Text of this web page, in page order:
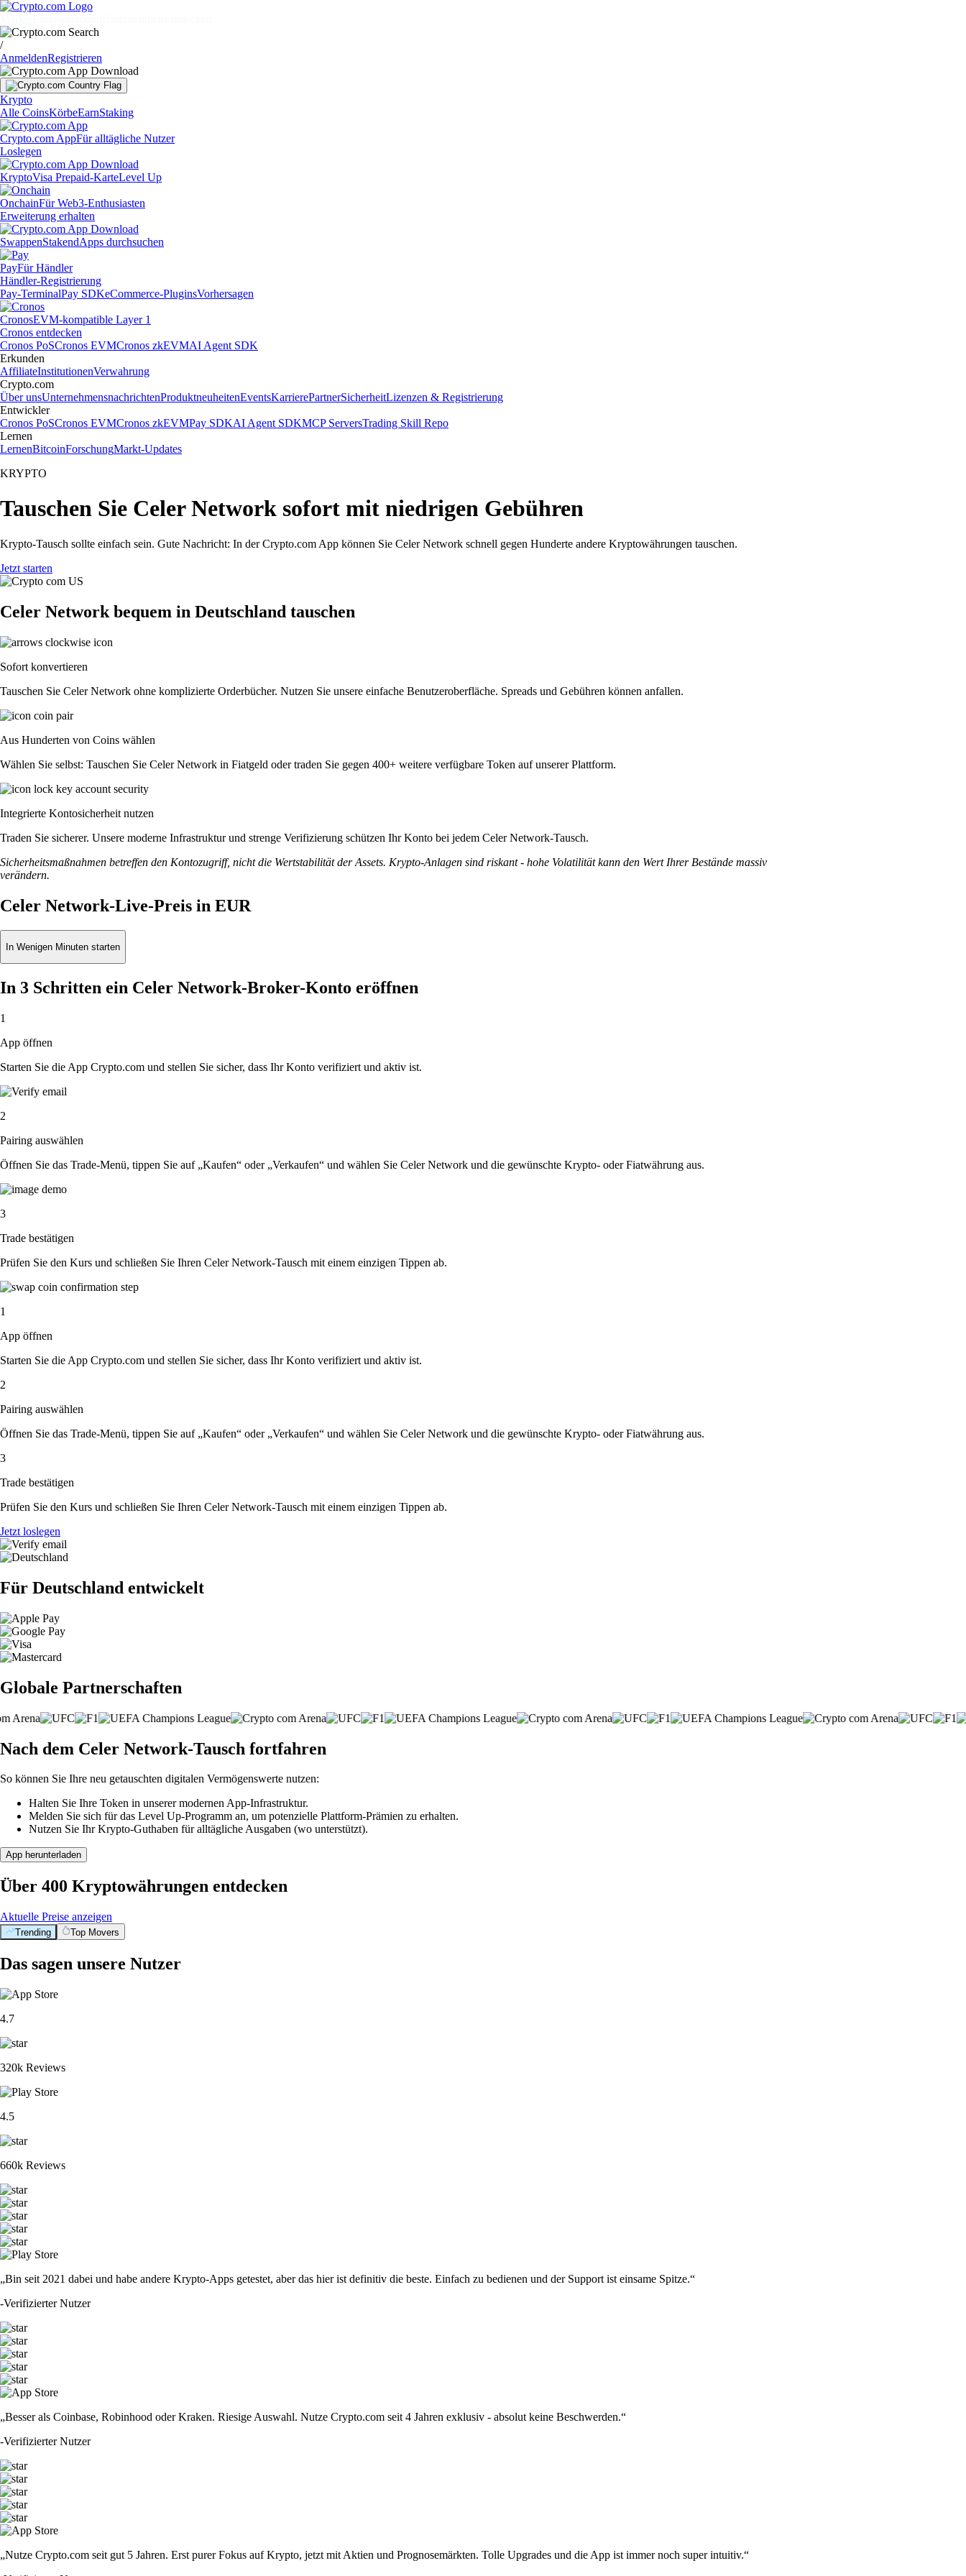
/
AnmeldenRegistrieren
Krypto
Alle CoinsKörbeEarnStaking
Crypto.com AppFür alltägliche Nutzer
Loslegen
KryptoVisa Prepaid-KarteLevel Up
OnchainFür Web3-Enthusiasten
Erweiterung erhalten
SwappenStakendApps durchsuchen
PayFür Händler
Händler-Registrierung
Pay-TerminalPay SDKeCommerce-PluginsVorhersagen
CronosEVM-kompatible Layer 1
Cronos entdecken
Cronos PoSCronos EVMCronos zkEVMAI Agent SDK
Erkunden
AffiliateInstitutionenVerwahrung
Crypto.com
Über unsUnternehmensnachrichtenProduktneuheitenEventsKarrierePartnerSicherheitLizenzen & Registrierung
Entwickler
Cronos PoSCronos EVMCronos zkEVMPay SDKAI Agent SDKMCP ServersTrading Skill Repo
Lernen
LernenBitcoinForschungMarkt-Updates
KRYPTO
Tauschen Sie Celer Network sofort mit niedrigen Gebühren
Krypto-Tausch sollte einfach sein. Gute Nachricht: In der Crypto.com App können Sie Celer Network schnell gegen Hunderte andere Kryptowährungen tauschen.
Jetzt starten
Celer Network bequem in Deutschland tauschen
Sofort konvertieren
Tauschen Sie Celer Network ohne komplizierte Orderbücher. Nutzen Sie unsere einfache Benutzeroberfläche. Spreads und Gebühren können anfallen.
Aus Hunderten von Coins wählen
Wählen Sie selbst: Tauschen Sie Celer Network in Fiatgeld oder traden Sie gegen 400+ weitere verfügbare Token auf unserer Plattform.
Integrierte Kontosicherheit nutzen
Traden Sie sicherer. Unsere moderne Infrastruktur und strenge Verifizierung schützen Ihr Konto bei jedem Celer Network-Tausch.
Sicherheitsmaßnahmen betreffen den Kontozugriff, nicht die Wertstabilität der Assets. Krypto-Anlagen sind riskant - hohe Volatilität kann den Wert Ihrer Bestände massiv
verändern.
Celer Network-Live-Preis in EUR
In Wenigen Minuten starten
In 3 Schritten ein Celer Network-Broker-Konto eröffnen
1
App öffnen
Starten Sie die App Crypto.com und stellen Sie sicher, dass Ihr Konto verifiziert und aktiv ist.
2
Pairing auswählen
Öffnen Sie das Trade-Menü, tippen Sie auf „Kaufen“ oder „Verkaufen“ und wählen Sie Celer Network und die gewünschte Krypto- oder Fiatwährung aus.
3
Trade bestätigen
Prüfen Sie den Kurs und schließen Sie Ihren Celer Network-Tausch mit einem einzigen Tippen ab.
1
App öffnen
Starten Sie die App Crypto.com und stellen Sie sicher, dass Ihr Konto verifiziert und aktiv ist.
2
Pairing auswählen
Öffnen Sie das Trade-Menü, tippen Sie auf „Kaufen“ oder „Verkaufen“ und wählen Sie Celer Network und die gewünschte Krypto- oder Fiatwährung aus.
3
Trade bestätigen
Prüfen Sie den Kurs und schließen Sie Ihren Celer Network-Tausch mit einem einzigen Tippen ab.
Jetzt loslegen
Für Deutschland entwickelt
Globale Partnerschaften
Nach dem Celer Network-Tausch fortfahren
So können Sie Ihre neu getauschten digitalen Vermögenswerte nutzen:
Halten Sie Ihre Token in unserer modernen App-Infrastruktur.
Melden Sie sich für das Level Up-Programm an, um potenzielle Plattform-Prämien zu erhalten.
Nutzen Sie Ihr Krypto-Guthaben für alltägliche Ausgaben (wo unterstützt).
App herunterladen
Über 400 Kryptowährungen entdecken
Aktuelle Preise anzeigen
Trending Top Movers
Das sagen unsere Nutzer
4.7
320k Reviews
4.5
660k Reviews
„Bin seit 2021 dabei und habe andere Krypto-Apps getestet, aber das hier ist definitiv die beste. Einfach zu bedienen und der Support ist einsame Spitze.“
-Verifizierter Nutzer
„Besser als Coinbase, Robinhood oder Kraken. Riesige Auswahl. Nutze Crypto.com seit 4 Jahren exklusiv - absolut keine Beschwerden.“
-Verifizierter Nutzer
„Nutze Crypto.com seit gut 5 Jahren. Erst purer Fokus auf Krypto, jetzt mit Aktien und Prognosemärkten. Tolle Upgrades und die App ist immer noch super intuitiv.“